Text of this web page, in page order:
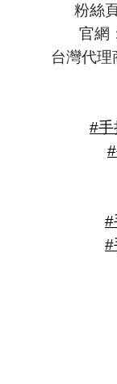
粉絲
官網
台灣代
#手
#
#